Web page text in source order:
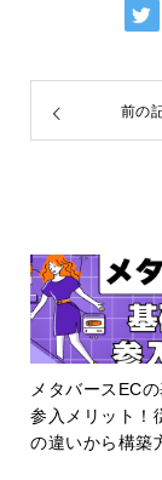
前の
メタバースEC
参入メリット！
の違いから構築